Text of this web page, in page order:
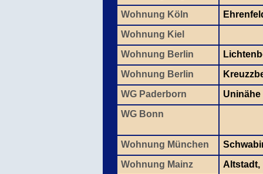
Wohnung Köln
Wohnung Kiel
Wohnung Berlin
Wohnung Berlin
WG Paderborn
Uninähe
WG Bonn
Wohnung München
Wohnung Mainz
Altstadt,